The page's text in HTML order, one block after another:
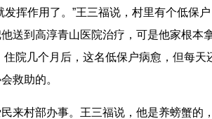
挥作用了。”王三福说，村里有个低保户
送到高淳青山医院治疗，可是他家根本
院几个月后，这名低保户病愈，但每天
救助的。
村部办事。王三福说，他是养螃蟹的